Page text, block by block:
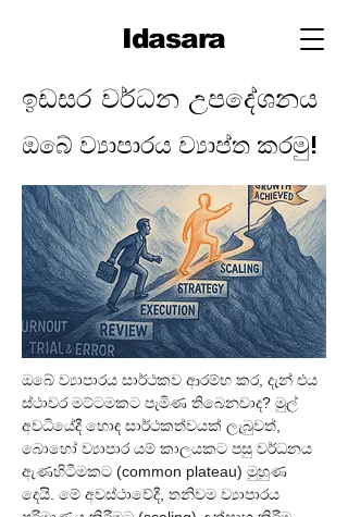
Idasara
ඉඩසර වර්ධන උපදේශනය
ඔබේ ව්‍යාපාරය ව්‍යාප්ත කරමු!
ඔබේ ව්‍යාපාරය සාර්ථකව ආරම්භ කර, දැන් එය
ස්ථාවර මට්ටමකට පැමිණ තිබෙනවාද? මුල්
අවධියේදී හොඳ සාර්ථකත්වයක් ලැබුවත්,
බොහෝ ව්‍යාපාර යම් කාලයකට පසු වර්ධනය
ඇණහිටීමකට (common plateau) මුහුණ
දෙයි. මේ අවස්ථාවේදී, තනිවම ව්‍යාපාරය